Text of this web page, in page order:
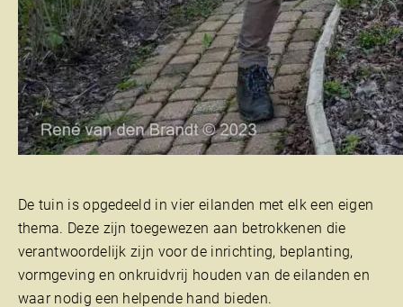
De tuin is opgedeeld in vier eilanden met elk een eigen
thema. Deze zijn toegewezen aan betrokkenen die
verantwoordelijk zijn voor de inrichting, beplanting,
vormgeving en onkruidvrij houden van de eilanden en
waar nodig een helpende hand bieden.